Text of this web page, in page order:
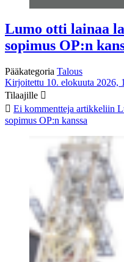
Lumo otti lainaa
sopimus OP:n
Pääkategoria Talous
Kirjoitettu 10. elokuuta 2026,
Tilaajille
Ei kommentteja artikkeliin
sopimus OP:n kanssa